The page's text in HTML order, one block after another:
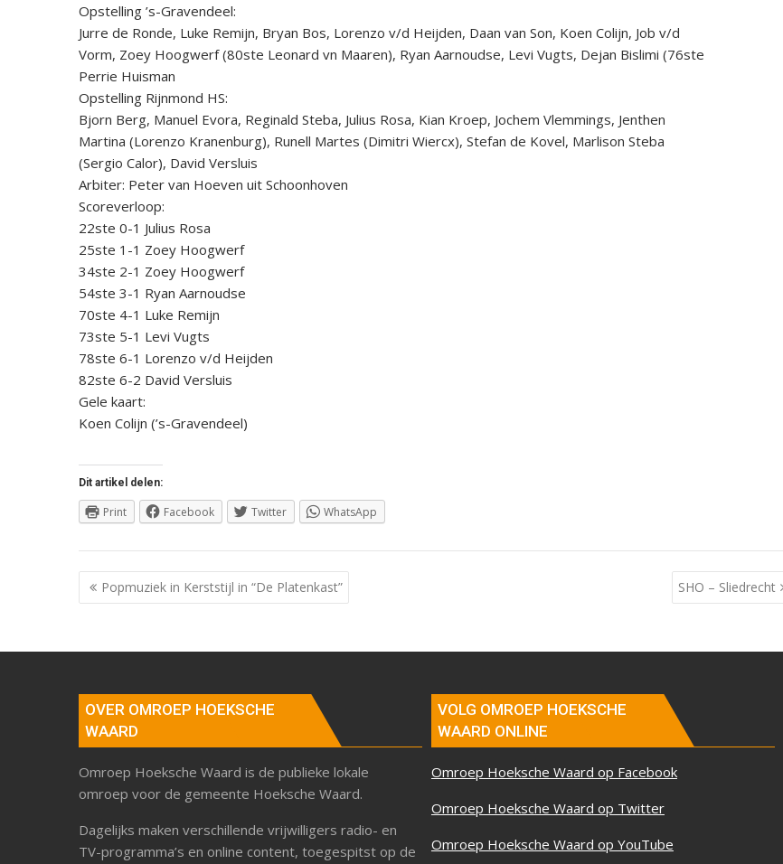
Opstelling ’s-Gravendeel:
Jurre de Ronde, Luke Remijn, Bryan Bos, Lorenzo v/d Heijden, Daan van Son, Koen Colijn, Job v/d
Vorm, Zoey Hoogwerf (80ste Leonard vn Maaren), Ryan Aarnoudse, Levi Vugts, Dejan Bislimi (76ste
Perrie Huisman
Opstelling Rijnmond HS:
Bjorn Berg, Manuel Evora, Reginald Steba, Julius Rosa, Kian Kroep, Jochem Vlemmings, Jenthen
Martina (Lorenzo Kranenburg), Runell Martes (Dimitri Wiercx), Stefan de Kovel, Marlison Steba
(Sergio Calor), David Versluis
Arbiter: Peter van Hoeven uit Schoonhoven
Scoreverloop:
22ste 0-1 Julius Rosa
25ste 1-1 Zoey Hoogwerf
34ste 2-1 Zoey Hoogwerf
54ste 3-1 Ryan Aarnoudse
70ste 4-1 Luke Remijn
73ste 5-1 Levi Vugts
78ste 6-1 Lorenzo v/d Heijden
82ste 6-2 David Versluis
Gele kaart:
Koen Colijn (’s-Gravendeel)
Dit artikel delen:
Print Facebook Twitter WhatsApp
Berichtnavigatie
Popmuziek in Kerststijl in “De Platenkast” SHO – Sliedrecht
OVER OMROEP HOEKSCHE
WAARD
Omroep Hoeksche Waard is de publieke lokale
omroep voor de gemeente Hoeksche Waard.
Dagelijks maken verschillende vrijwilligers radio- en
TV-programma’s en online content, toegespitst op de
VOLG OMROEP HOEKSCHE
WAARD ONLINE
Omroep Hoeksche Waard op Facebook
Omroep Hoeksche Waard op Twitter
Omroep Hoeksche Waard op YouTube